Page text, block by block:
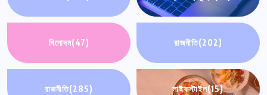
বিনোদন(47) রাজনীতি(202)
রাজনীতি(285) লাইফস্টাইল(15)